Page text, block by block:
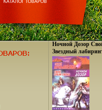
Ночной Дозор
Звездный